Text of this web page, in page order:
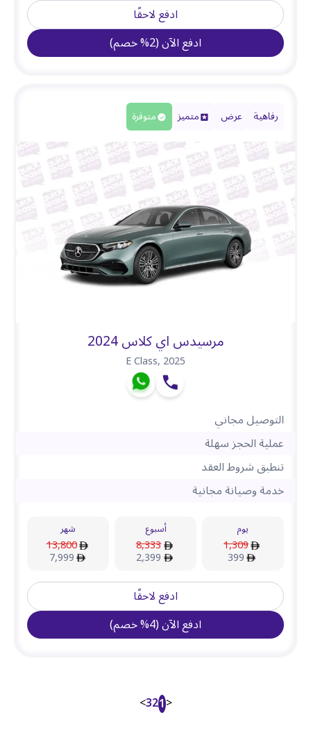
ادفع لاحقًا
ادفع الآن(
2
%خصم)
رفاهية عرض متميز متوفرة
مرسيدس اي كلاس 2024
E Class,2025
التوصيل مجاني
عملية الحجز سهلة
تنطبق شروط العقد
خدمة وصيانة مجانية
يوم
1,309
399
أسبوع
8,333
2,399
شهر
13,800
7,999
ادفع لاحقًا
ادفع الآن(
4
%خصم)
<
1
2
3
>